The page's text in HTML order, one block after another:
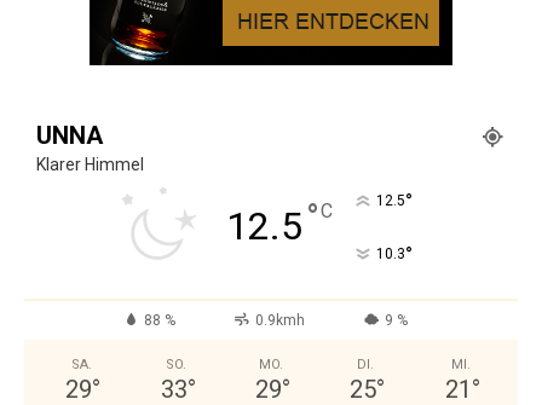
UNNA
Klarer Himmel
12.5°C 12.5°
10.3°
88 % 0.9kmh 9 %
SA.
29°
SO.
33°
MO.
29°
DI.
25°
MI.
21 °